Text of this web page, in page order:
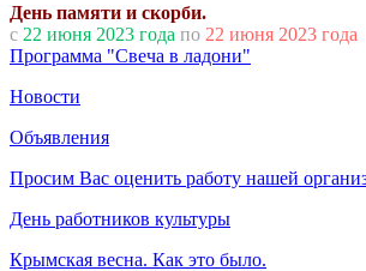
День памяти и скорби.
с 22 июня 2023 года по 22 июня 2023 года
Программа "Свеча в ладони"
Новости
Объявления
Просим Вас оценить работу нашей
День работников культуры
Крымская весна. Как это было.